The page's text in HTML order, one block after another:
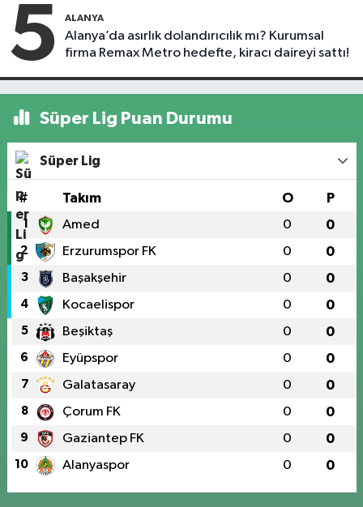
5 ALANYA
Alanya’da asırlık dolandırıcılık mı? Kurumsal
firma Remax Metro hedefte, kiracı daireyi sattı!
Süper Lig Puan Durumu
Süper Lig
# Takım O P
1 Amed 0 0
2 Erzurumspor FK 0 0
3 Başakşehir 0 0
4 Kocaelispor 0 0
5 Beşiktaş 0 0
6 Eyüpspor 0 0
7 Galatasaray 0 0
8 Çorum FK 0 0
9 Gaziantep FK 0 0
10 Alanyaspor 0 0